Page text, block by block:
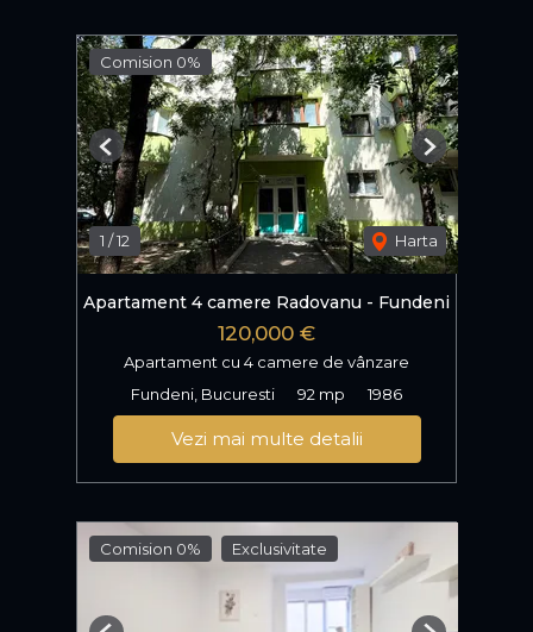
Comision 0%
1 /12 Harta
Previous Next
Apartament 4 camere Radovanu - Fundeni
120,000 €
Apartament cu 4 camere de vânzare
Fundeni, Bucuresti
92 mp 1986
Vezi mai multe detalii
Comision 0% Exclusivitate